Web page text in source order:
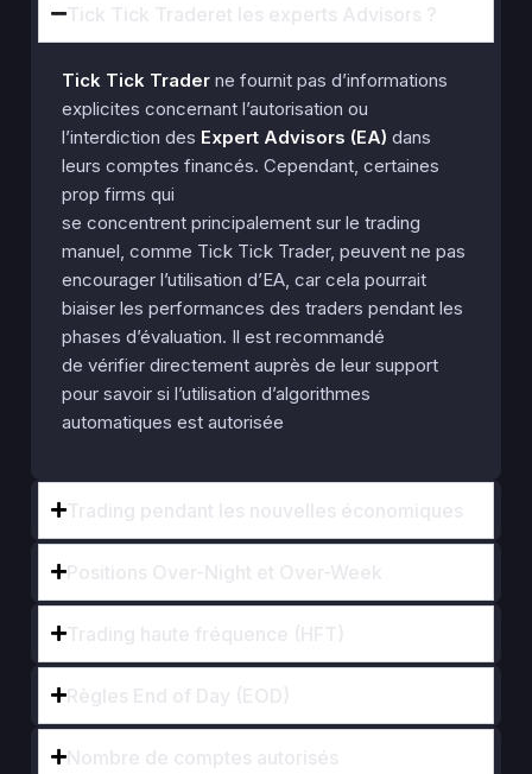
Tick Tick Traderet les experts Advisors ?
Tick Tick Trader ne fournit pas d’informations
explicites concernant l’autorisation ou
l’interdiction des Expert Advisors (EA) dans
leurs comptes financés. Cependant, certaines
prop firms qui
se concentrent principalement sur le trading
manuel, comme Tick Tick Trader, peuvent ne pas
encourager l’utilisation d’EA, car cela pourrait
biaiser les performances des traders pendant les
phases d’évaluation. Il est recommandé
de vérifier directement auprès de leur support
pour savoir si l’utilisation d’algorithmes
automatiques est autorisée
Trading pendant les nouvelles économiques
Positions Over-Night et Over-Week
Trading haute fréquence (HFT)
Règles End of Day (EOD)
Nombre de comptes autorisés